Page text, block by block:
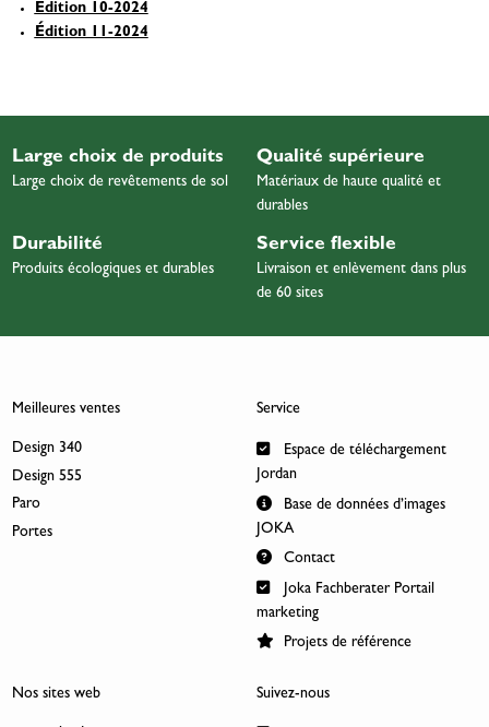
Édition 10-2024
Édition 11-2024
Large choix de produits
Large choix de revêtements de sol
Qualité supérieure
Matériaux de haute qualité et
durables
Durabilité
Produits écologiques et durables
Service flexible
Livraison et enlèvement dans plus
de 60 sites
Meilleures ventes
Design 340
Design 555
Paro
Portes
Service
Espace de téléchargement
Jordan
Base de données d’images
JOKA
Contact
Joka Fachberater Portail
marketing
Projets de référence
Nos sites web Suivez-nous